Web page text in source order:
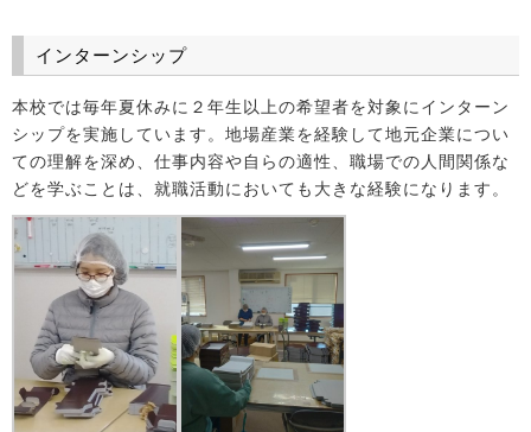
インターンシップ
本校では毎年夏休みに２年生以上の希望者を対象にインターン
シップを実施しています。地場産業を経験して地元企業につい
ての理解を深め、仕事内容や自らの適性、職場での人間関係な
どを学ぶことは、就職活動においても大きな経験になります。